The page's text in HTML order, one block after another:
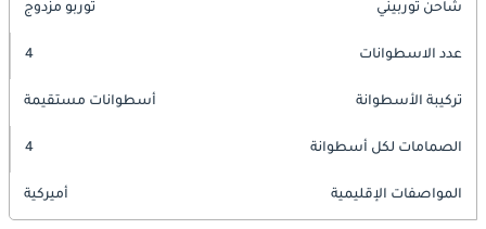
شاحن توربيني توربو مزدوج
عدد الاسطوانات 4
تركيبة الأسطوانة أسطوانات مستقيمة
الصمامات لكل أسطوانة 4
المواصفات الإقليمية أميركية